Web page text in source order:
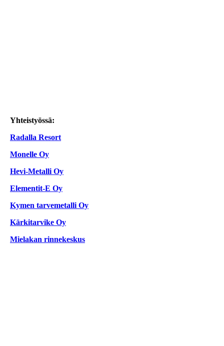
Yhteistyössä:
Radalla Resort
Monelle Oy
Hevi-Metalli Oy
Elementit-E Oy
Kymen tarvemetalli Oy
Kärkitarvike Oy
Mielakan rinnekeskus